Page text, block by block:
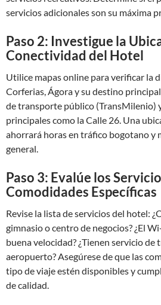
servicios adicionales son su máxima
Paso 2: Investigue la
Conectividad del Hotel
Utilice mapas online para verificar la
Corferias, Ágora y su destino
de transporte público (TransMilenio)
principales como la Calle 26. Una
ahorrará horas en tráfico bogotano y
general.
Paso 3: Evalúe los
Comodidades Específicas
Revise la lista de servicios del hotel:
gimnasio o centro de negocios? ¿El
buena velocidad? ¿Tienen servicio de
aeropuerto? Asegúrese de que las
tipo de viaje estén disponibles y
de calidad.